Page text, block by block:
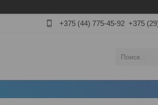
+375 (44) 775-45-92 +375